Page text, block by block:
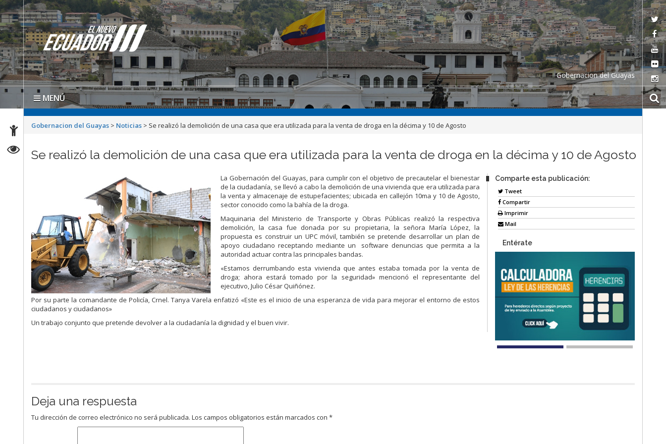
Gobernacion del Guayas
MENÚ
Gobernacion del Guayas > Noticias > Se realizó la demolición de una casa que era utilizada para la venta de droga en la décima y 10 de Agosto
Se realizó la demolición de una casa que era utilizada para la venta de droga en la décima y 10 de Agosto
La Gobernación del Guayas, para cumplir con el objetivo de precautelar el bienestar
de la ciudadanía, se llevó a cabo la demolición de una vivienda que era utilizada para
la venta y almacenaje de estupefacientes; ubicada en callejón 10ma y 10 de Agosto,
sector conocido como la bahía de la droga.
Maquinaria del Ministerio de Transporte y Obras Públicas realizó la respectiva
demolición, la casa fue donada por su propietaria, la señora María López, la
propuesta es construir un UPC móvil, también se pretende desarrollar un plan de
apoyo ciudadano receptando mediante un software denuncias que permita a la
autoridad actuar contra las principales bandas.
«Estamos derrumbando esta vivienda que antes estaba tomada por la venta de
droga; ahora estará tomado por la seguridad» mencionó el representante del
ejecutivo, Julio César Quiñónez.
Por su parte la comandante de Policía, Crnel. Tanya Varela enfatizó «Este es el inicio de una esperanza de vida para mejorar el entorno de estos
ciudadanos y ciudadanos»
Un trabajo conjunto que pretende devolver a la ciudadanía la dignidad y el buen vivir.
Comparte esta publicación:
Tweet
Compartir
Imprimir
Mail
Entérate
Deja una respuesta
Tu dirección de correo electrónico no será publicada. Los campos obligatorios están marcados con*